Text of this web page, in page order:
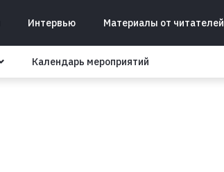
Интервью Материалы от читателей
Календарь мероприятий